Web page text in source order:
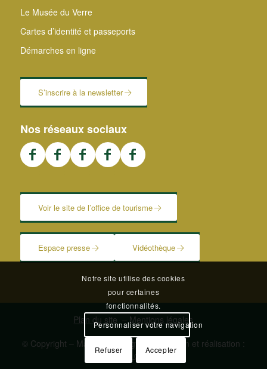
Le Musée du Verre
Cartes d’identité et passeports
Démarches en ligne
S’inscrire à la newsletter
Nos réseaux sociaux
Voir le site de l’office de tourisme
Espace presse Vidéothèque
Plan du site –Mentions légales
© Copyright – Mairie de Blangy | Conception et réalisation :
Le Plus du Web
Notre site utilise des cookies
pour certaines
fonctionnalités.
Personnaliser votre navigation
Refuser Accepter